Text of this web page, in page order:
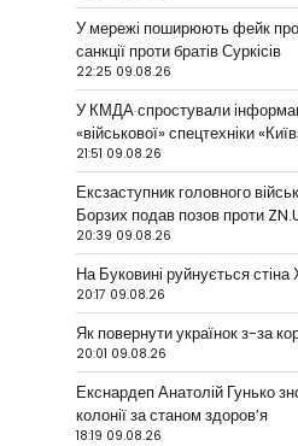
У мережі поширюють фейк про
санкції проти братів Суркісів
22:25 09.08.26
У КМДА спростували
«військової» спецтехніки
21:51 09.08.26
Ексзаступник головного
Борзих подав позов проти
20:39 09.08.26
На Буковині руйнується стіна
20:17 09.08.26
Як повернути українок з-за
20:01 09.08.26
Екснардеп Анатолій Гунько
колонії за станом здоров’я
18:19 09.08.26